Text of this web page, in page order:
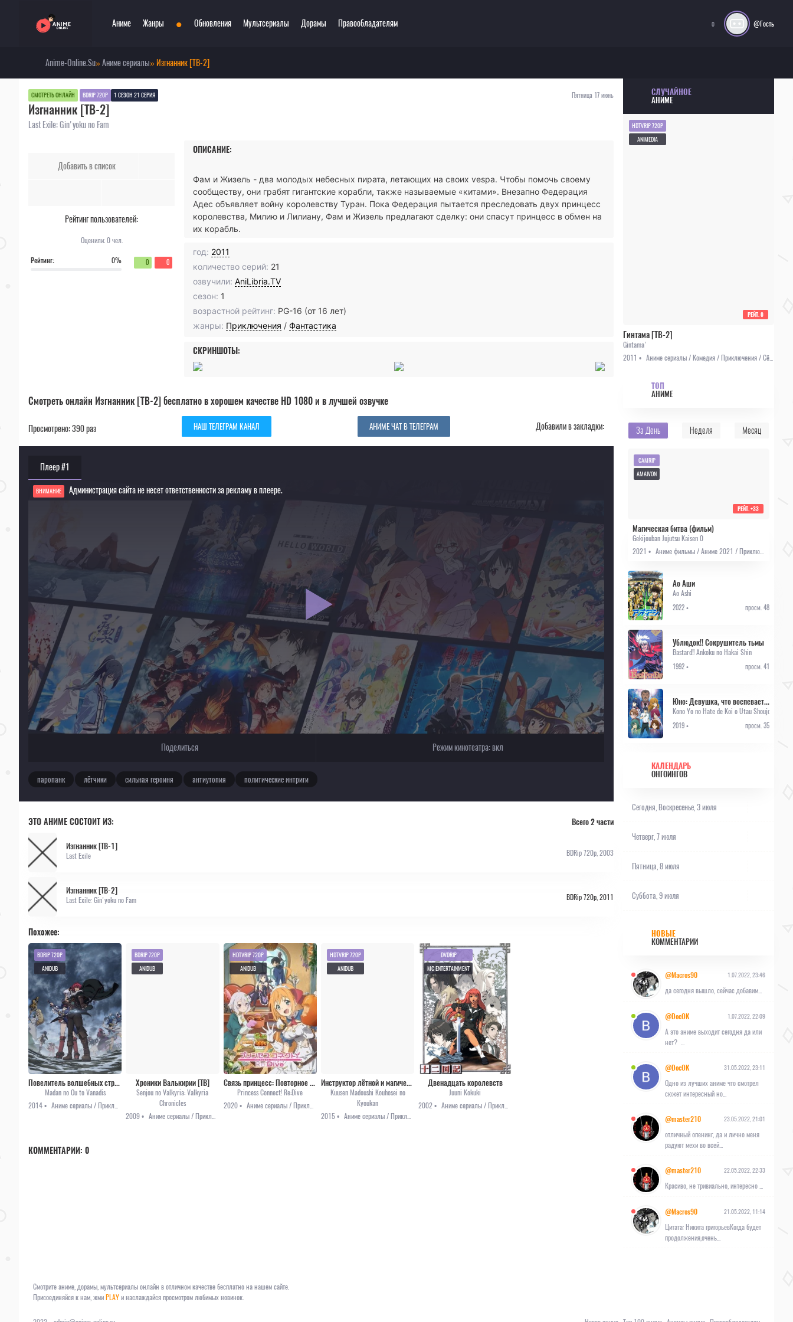
Аниме
Сериалы
Фильмы
Жанры
Боевые искусства
Война
Приключения
Школа
Игры
Этти
Экшен
Сверхъестественное
• Обновления Мультсериалы
Смотреть онлайн
Дорамы Правообладателям 0 @Гость
Anime-Online.Su»Аниме сериалы» Изгнанник [ТВ-2]
СМОТРЕТЬ ОНЛАЙН BDRIP 720P 1 СЕЗОН 21 СЕРИЯ Пятница 17 июнь
Изгнанник [ТВ-2]
Last Exile: Gin'yoku no Fam
Добавить в список
Рейтинг пользователей:
Оценили:0чел.
Рейтинг: 0% 0 0
ОПИСАНИЕ:
Фам и Жизель - два молодых небесных пирата, летающих на своих vespa. Чтобы помочь своему
сообществу, они грабят гигантские корабли, также называемые «китами». Внезапно Федерация
Адес объявляет войну королевству Туран. Пока Федерация пытается преследовать двух принцесс
королевства, Милию и Лилиану, Фам и Жизель предлагают сделку: они спасут принцесс в обмен на
их корабль.
год: 2011
количество серий: 21
озвучили: AniLibria.TV
сезон: 1
возрастной рейтинг: PG-16 (от 16 лет)
жанры: Приключения / Фантастика
СКРИНШОТЫ:
Смотреть онлайн Изгнанник [ТВ-2] бесплатно в хорошем качестве HD 1080 и в лучшей озвучке
Просмотрено: 390 раз НАШ ТЕЛЕГРАМ КАНАЛ АНИМЕ ЧАТ В ТЕЛЕГРАМ Добавили в закладки:
Плеер #1
ВНИМАНИЕ
Администрация сайта не несет ответственности за рекламу в плеере.
Для просмотра некоторых аниме необходимо установить VPN
Текущее воспроизведение：Изгнанник [ТВ-2]
Поделиться Режим кинотеатра:вкл
паропанк лётчики сильная героиня антиутопия политические интриги
ЭТО АНИМЕ СОСТОИТ ИЗ: Всего 2 части
Изгнанник [ТВ-1]
Last Exile BDRip 720p, 2003
Изгнанник [ТВ-2]
Last Exile: Gin'yoku no Fam BDRip 720p, 2011
Похожее:
Повелитель волшебных стрел и девы войны
Madan no Ou to Vanadis
2014 •
BDRIP 720P
ANIDUB
Хроники Валькирии [ТВ]
Senjou no Valkyria: Valkyria
Chronicles
2009 •
BDRIP 720P
ANIDUB
Связь принцесс: Повторное погружение
Princess Connect! Re:Dive
2020 •
HDTVRIP 720P
ANIDUB
Инструктор лётной и магической подготовки
Kuusen Madoushi Kouhosei no
Kyoukan
2015 •
HDTVRIP 720P
ANIDUB
Двенадцать королевств
Juuni Kokuki
2002 •
DVDRIP
MC ENTERTAINMENT
КОММЕНТАРИИ: 0
СЛУЧАЙНОЕ
АНИМЕ
Гинтама [ТВ-2]
Gintama'
2011 •
Аниме сериалы / Комедия / Приключения / Сёнэн
HDTVRIP 720P
ANIMEDIA
РЕЙТ. 0
ТОП
АНИМЕ
За День Неделя Месяц
Магическая битва (фильм)
Gekijouban Jujutsu Kaisen 0
2021 •
Аниме фильмы / Аниме 2021 / Приключения / Фэнтези
CAMRIP
AMAIVON
РЕЙТ. +33
Ао Аши
Ao Ashi
2022 • просм. 48
Ублюдок!! Сокрушитель тьмы
Bastard!! Ankoku no Hakai Shin
1992 • просм. 41
Юно: Девушка, что воспевает любовь на грани этого мира
Kono Yo no Hate de Koi o Utau Shoujo Yu-no
2019 • просм. 35
КАЛЕНДАРЬ
ОНГОИНГОВ
Сегодня, Воскресенье, 3 июля
Четверг, 7 июля
Пятница, 8 июля
Суббота, 9 июля
НОВЫЕ
КОММЕНТАРИИ
@Macros90 1.07.2022, 23:46
да сегодня вышло, сейчас добавим...
@DocOK 1.07.2022, 22:09
А это аниме выходит сегодня да или
нет? ...
@DocOK 31.05.2022, 23:11
Одно из лучших аниме что смотрел
сюжет интересный но...
@master210 23.05.2022, 21:01
отличный опенинг, да и лично меня
радуют мехи во всей...
@master210 22.05.2022, 22:33
Красиво, не тривиально, интересно ...
@Macros90 21.05.2022, 11:14
Цитата: Никита григорьевКогда будет
продолжения,очень...
Смотрите аниме, дорамы, мультсериалы онлайн в отличном качестве бесплатно на нашем сайте.
Присоединяйся к нам, жмиPLAYи наслаждайся просмотром любимых новинок.